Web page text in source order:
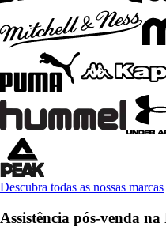
Descubra todas as nossas marcas
Assistência pós-venda na